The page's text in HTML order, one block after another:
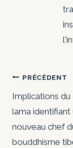
de
PRÉCÉDENT
Implications du
lama identifiant
nouveau chef
bouddhisme